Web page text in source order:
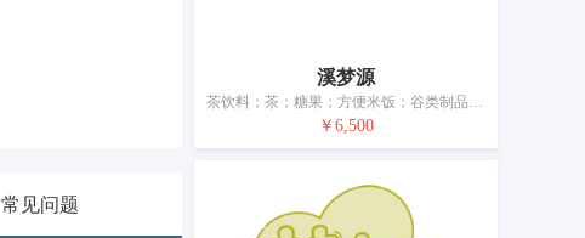
常见问题
溪梦源
茶饮料；茶；糖果；方便米饭；谷类制品；面条；调味品
￥6,500